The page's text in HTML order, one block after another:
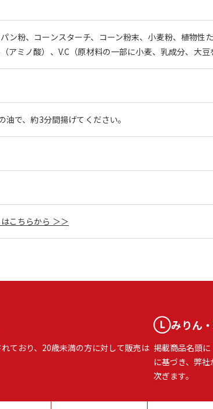
ン粉、コーンスターチ、コーン粉末、小麦粉、植物
アミノ酸）、V.C（原材料の一部に小麦、乳成分、大豆
で、約3分間揚げてください。
こちらから ＞＞
ており、20歳未満の方に対して販売は
みりん
掲載商品名頭
に基づき、弊
次ぎます。